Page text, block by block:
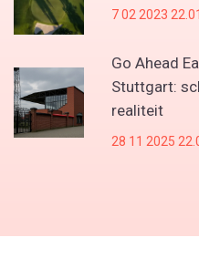
7 02 2023
Go Ahead
Stuttgart:
realiteit
28 11 2025